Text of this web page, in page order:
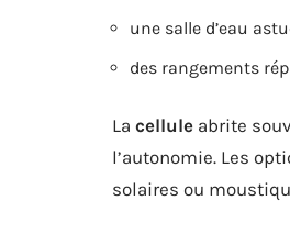
une salle d’eau
des rangements
La cellule abrite
l’autonomie. Les
solaires ou